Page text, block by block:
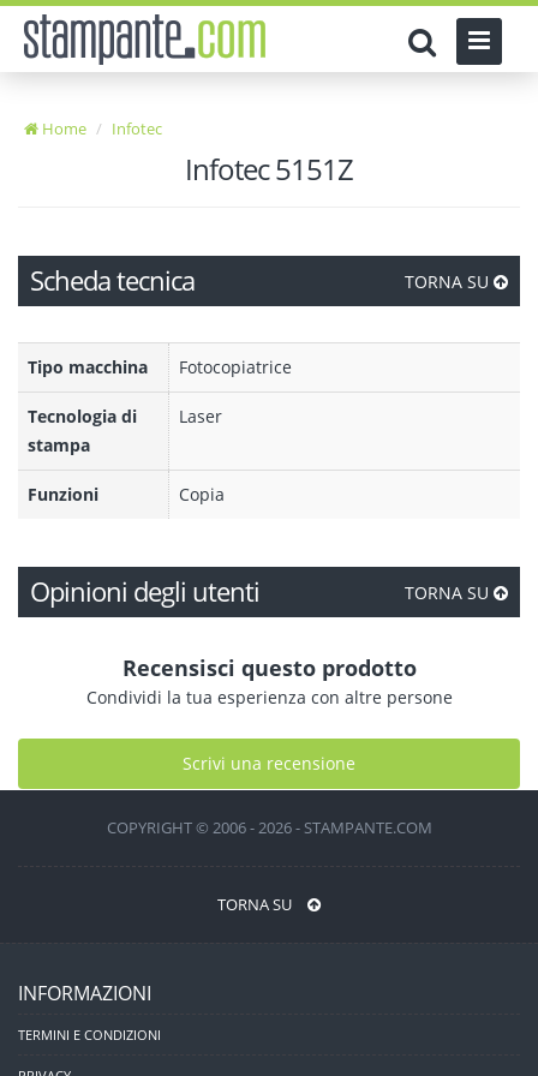
Home Infotec
Infotec 5151Z
Scheda tecnica TORNA SU
Tipo macchina Fotocopiatrice
Tecnologia di
stampa
Laser
Funzioni Copia
Opinioni degli utenti TORNA SU
Recensisci questo prodotto
Condividi la tua esperienza con altre persone
Scrivi una recensione
COPYRIGHT © 2006 - 2026 - STAMPANTE.COM
TORNA SU
INFORMAZIONI
TERMINI E CONDIZIONI